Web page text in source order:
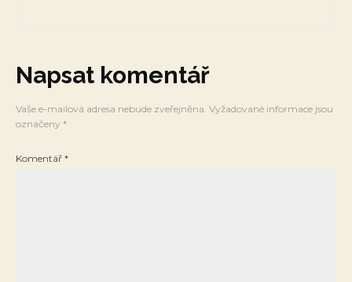
Napsat komentář
Vaše e-mailová adresa nebude zveřejněna. Vyžadované informace jsou
označeny *
Komentář *